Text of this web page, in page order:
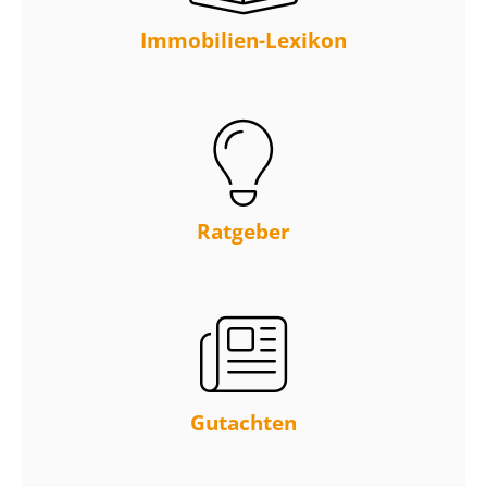
Immobilien-Lexikon
Ratgeber
Gutachten